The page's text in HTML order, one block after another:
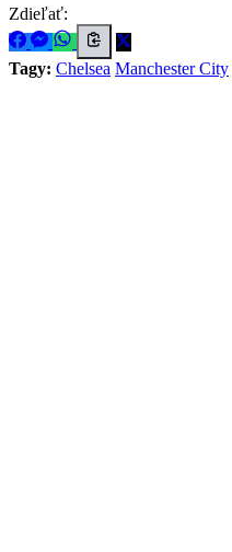
Zdieľať:
Tagy: Chelsea Manchester City